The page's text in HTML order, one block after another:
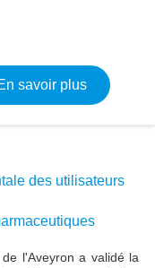
savoir plussur Arrêté
des utilisateurs
l'Aveyron a validé la